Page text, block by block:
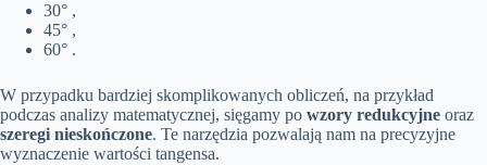
30° ,
45° ,
60° .
W przypadku bardziej skomplikowanych obliczeń, na przykład
podczas analizy matematycznej, sięgamy po wzory redukcyjne oraz
szeregi nieskończone. Te narzędzia pozwalają nam na precyzyjne
wyznaczenie wartości tangensa.